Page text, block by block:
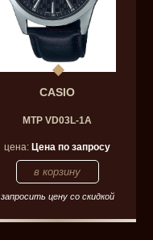
CASIO
MTP VD03L-1A
цена: Цена по запросу
запросить цену со скидкой